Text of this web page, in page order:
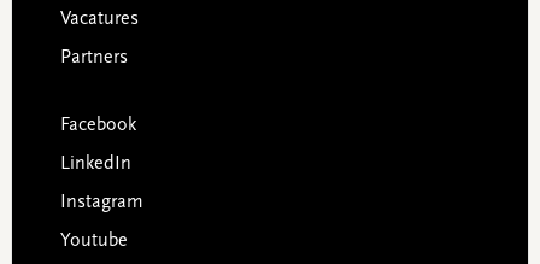
Vacatures
Partners
Facebook
LinkedIn
Instagram
Youtube